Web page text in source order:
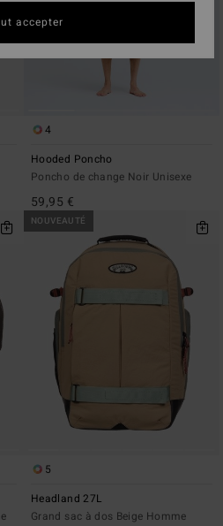
4
Hooded Poncho
Poncho de change Noir Unisexe
59,95 €
NOUVEAUTÉ
5
Headland 27L
Grand sac à dos Beige Homme
accepter